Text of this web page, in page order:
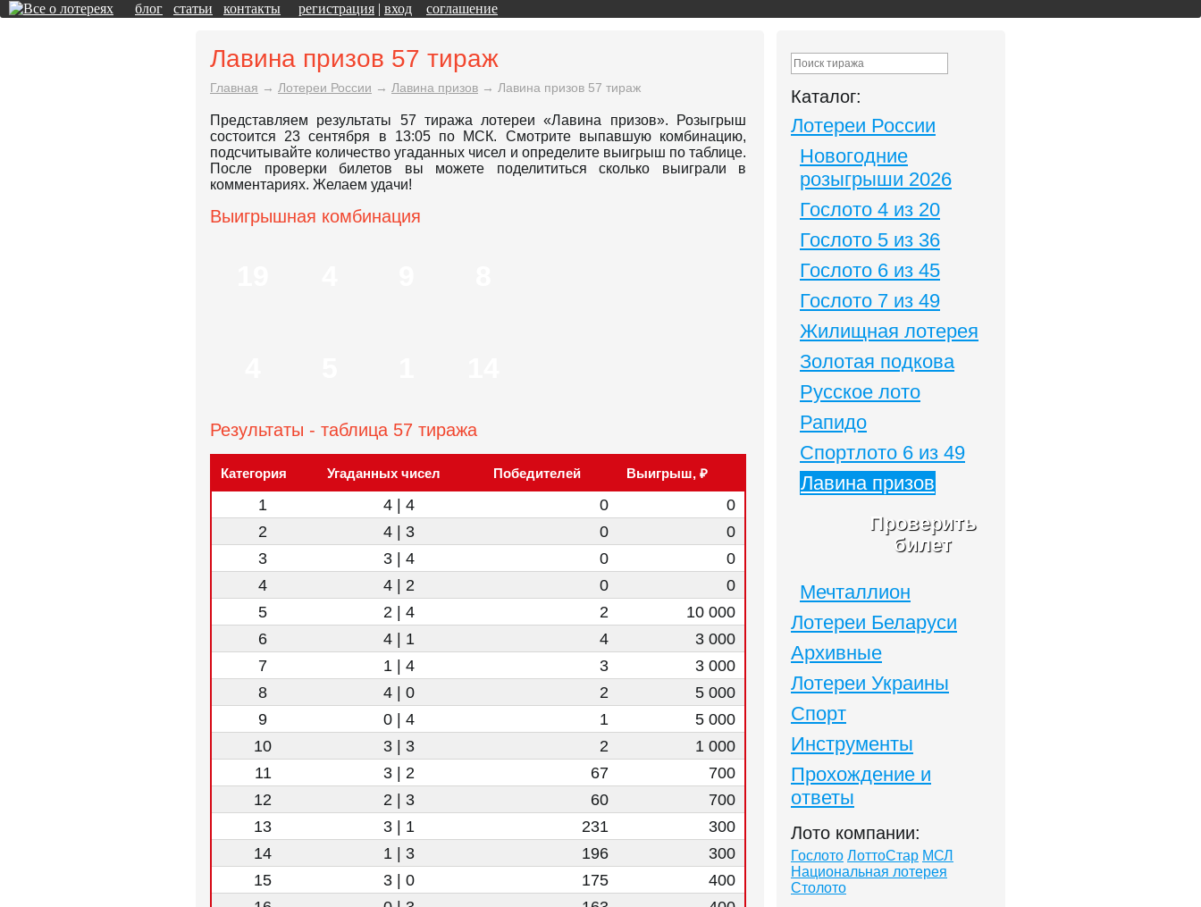
блог статьи контакты регистрация | вход соглашение
Лавина призов 57 тираж
Главная → Лотереи России → Лавина призов → Лавина призов 57 тираж
Представляем результаты 57 тиража лотереи «Лавина призов». Розыгрыш
состоится 23 сентября в 13:05 по МСК. Смотрите выпавшую комбинацию,
подсчитывайте количество угаданных чисел и определите выигрыш по таблице.
После проверки билетов вы можете поделититься сколько выиграли в
комментариях. Желаем удачи!
Выигрышная комбинация
Результаты - таблица 57 тиража
Категория Угаданных чисел Победителей Выигрыш, ₽
1 4 | 4 0
0
2
4 | 3 0
0
3
3 | 4 0
0
4
4 | 2 0
0
5
2 | 4 2
10 000
6
4 | 1 4
3 000
7
1 | 4 3
3 000
8
4 | 0 2
5 000
9
0 | 4 1
5 000
10
3 | 3 2
1 000
11
3 | 2 67
700
12
2 | 3 60
700
13
3 | 1 231
300
14
1 | 3 196
300
15
3 | 0 175
400
Каталог:
Лотереи России
Новогодние
розыгрыши 2026
Гослото 4 из 20
Гослото 5 из 36
Гослото 6 из 45
Гослото 7 из 49
Жилищная лотерея
Золотая подкова
Русское лото
Рапидо
Спортлото 6 из 49
Лавина призов
Проверить
билет
Мечталлион
Лотереи Беларуси
Архивные
Лотереи Украины
Спорт
Инструменты
Прохождение и
ответы
Лото компании:
Гослото ЛоттоСтар МСЛ
Национальная лотерея
Столото